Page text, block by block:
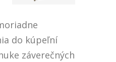
do kúpeľní
záverečných